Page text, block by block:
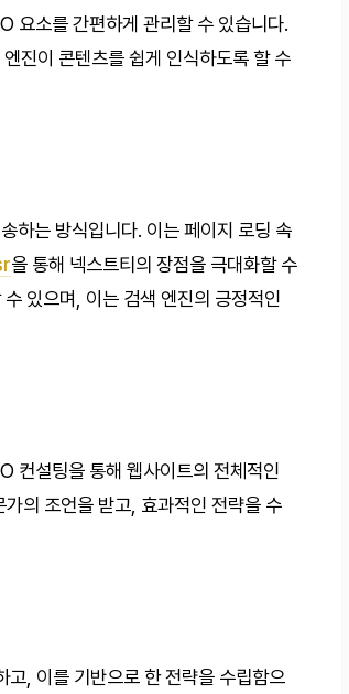
요소를 간편하게 관리할 수 있습니다.
진이 콘텐츠를 쉽게 인식하도록 할 수
하는 방식입니다. 이는 페이지 로딩 속
을 통해 넥스트티의 장점을 극대화할 수
있으며, 이는 검색 엔진의 긍정적인
컨설팅을 통해 웹사이트의 전체적인
가의 조언을 받고, 효과적인 전략을 수
, 이를 기반으로 한 전략을 수립함으